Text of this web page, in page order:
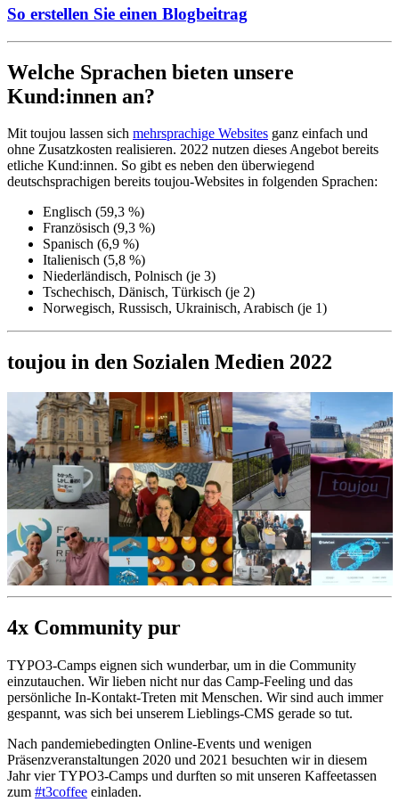
So erstellen Sie einen Blogbeitrag
Welche Sprachen bieten unsere
Kund:innen an?
Mit toujou lassen sich mehrsprachige Websites ganz einfach und
ohne Zusatzkosten realisieren. 2022 nutzen dieses Angebot bereits
etliche Kund:innen. So gibt es neben den überwiegend
deutschsprachigen bereits toujou-Websites in folgenden Sprachen:
Englisch (59,3 %)
Französisch (9,3 %)
Spanisch (6,9 %)
Italienisch (5,8 %)
Niederländisch, Polnisch (je 3)
Tschechisch, Dänisch, Türkisch (je 2)
Norwegisch, Russisch, Ukrainisch, Arabisch (je 1)
toujou in den Sozialen Medien 2022
4x Community pur
TYPO3-Camps eignen sich wunderbar, um in die Community
einzutauchen. Wir lieben nicht nur das Camp-Feeling und das
persönliche In-Kontakt-Treten mit Menschen. Wir sind auch immer
gespannt, was sich bei unserem Lieblings-CMS gerade so tut.
Nach pandemiebedingten Online-Events und wenigen
Präsenzveranstaltungen 2020 und 2021 besuchten wir in diesem
Jahr vier TYPO3-Camps und durften so mit unseren Kaffeetassen
zum #t3coffee einladen.